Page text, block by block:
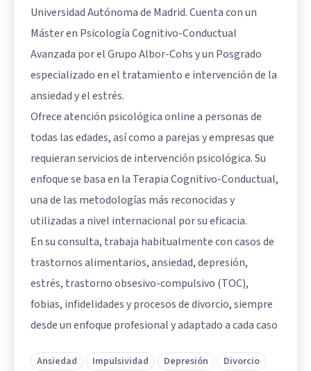
Universidad Autónoma de Madrid. Cuenta con un
Máster en Psicología Cognitivo-Conductual
Avanzada por el Grupo Albor-Cohs y un Posgrado
especializado en el tratamiento e intervención de la
ansiedad y el estrés.
Ofrece atención psicológica online a personas de
todas las edades, así como a parejas y empresas que
requieran servicios de intervención psicológica. Su
enfoque se basa en la Terapia Cognitivo-Conductual,
una de las metodologías más reconocidas y
utilizadas a nivel internacional por su eficacia.
En su consulta, trabaja habitualmente con casos de
trastornos alimentarios, ansiedad, depresión,
estrés, trastorno obsesivo-compulsivo (TOC),
fobias, infidelidades y procesos de divorcio, siempre
desde un enfoque profesional y adaptado a cada caso
Ansiedad Impulsividad Depresión
Divorcio